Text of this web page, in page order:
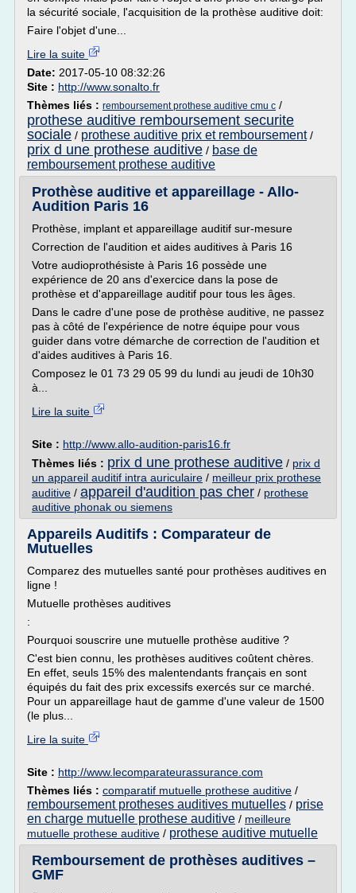
la sécurité sociale, l'acquisition de la prothèse auditive doit:
Faire l'objet d'une...
Lire la suite
Date: 2017-05-10 08:32:26
Site : http://www.sonalto.fr
Thèmes liés : remboursement prothese auditive cmu c /
prothese auditive remboursement securite
sociale / prothese auditive prix et remboursement/
prix d une prothese auditive / base de
remboursement prothese auditive
Prothèse auditive et appareillage - Allo-
Audition Paris 16
Prothèse, implant et appareillage auditif sur-mesure
Correction de l'audition et aides auditives à Paris 16
Votre audioprothésiste à Paris 16 possède une
expérience de 20 ans d'exercice dans la pose de
prothèse et d'appareillage auditif pour tous les âges.
Dans le cadre d'une pose de prothèse auditive, ne passez
pas à côté de l'expérience de notre équipe pour vous
guider dans votre démarche de correction de l'audition et
d'aides auditives à Paris 16.
Composez le 01 73 29 05 99 du lundi au jeudi de 10h30
à...
Lire la suite
Site : http://www.allo-audition-paris16.fr
Thèmes liés : prix d une prothese auditive / prix d
un appareil auditif intra auriculaire / meilleur prix prothese
auditive / appareil d'audition pas cher / prothese
auditive phonak ou siemens
Appareils Auditifs : Comparateur de
Mutuelles
Comparez des mutuelles santé pour prothèses auditives en
ligne !
Mutuelle prothèses auditives
:
Pourquoi souscrire une mutuelle prothèse auditive ?
C'est bien connu, les prothèses auditives coûtent chères.
En effet, seuls 15% des malentendants français en sont
équipés du fait des prix excessifs exercés sur ce marché.
Pour un appareillage haut de gamme d'une valeur de 1500
(le plus...
Lire la suite
Site : http://www.lecomparateurassurance.com
Thèmes liés : comparatif mutuelle prothese auditive /
remboursement protheses auditives mutuelles / prise
en charge mutuelle prothese auditive / meilleure
mutuelle prothese auditive / prothese auditive mutuelle
Remboursement de prothèses auditives –
GMF